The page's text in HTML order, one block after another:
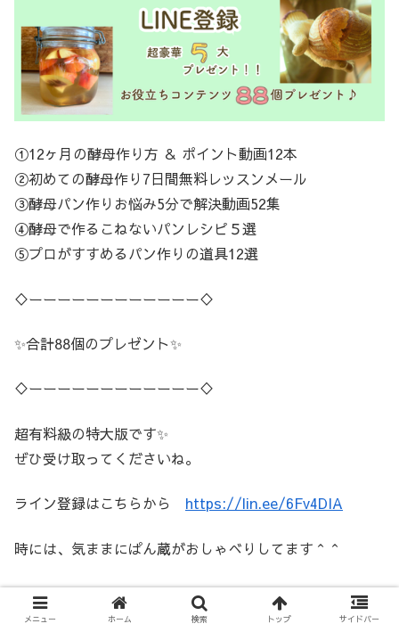
①12ヶ月の酵母作り方 ＆ ポイント動画12本
②初めての酵母作り7日間無料レッスンメール
③酵母パン作りお悩み5分で解決動画52集
④酵母で作るこねないパンレシピ５選
⑤プロがすすめるパン作りの道具12選
♢ーーーーーーーーーーーー♢
✨合計88個のプレゼント✨
♢ーーーーーーーーーーーー♢
超有料級の特大版です✨
ぜひ受け取ってくださいね。
ライン登録はこちらから https://lin.ee/6Fv4DIA
時には、気ままにぱん蔵がおしゃべりしてます＾＾
メニュー ホーム 検索 トップ サイドバー